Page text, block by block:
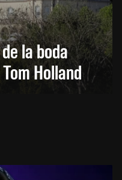
la boda
Holland